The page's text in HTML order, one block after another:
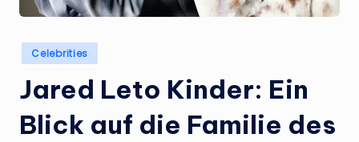
.
d
e
Posted
in
Celebrities
Jared Leto Kinder: Ein
Blick auf die Familie des